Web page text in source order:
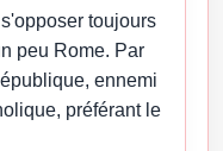
toujours
peu Rome. Par
ennemi
préférant le